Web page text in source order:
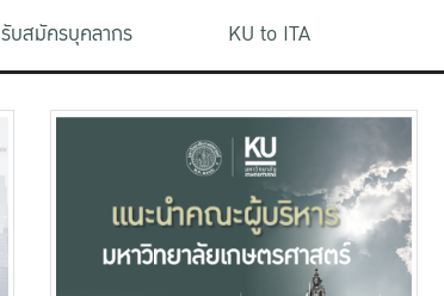
รับสมัครบุคลากร KU to ITA